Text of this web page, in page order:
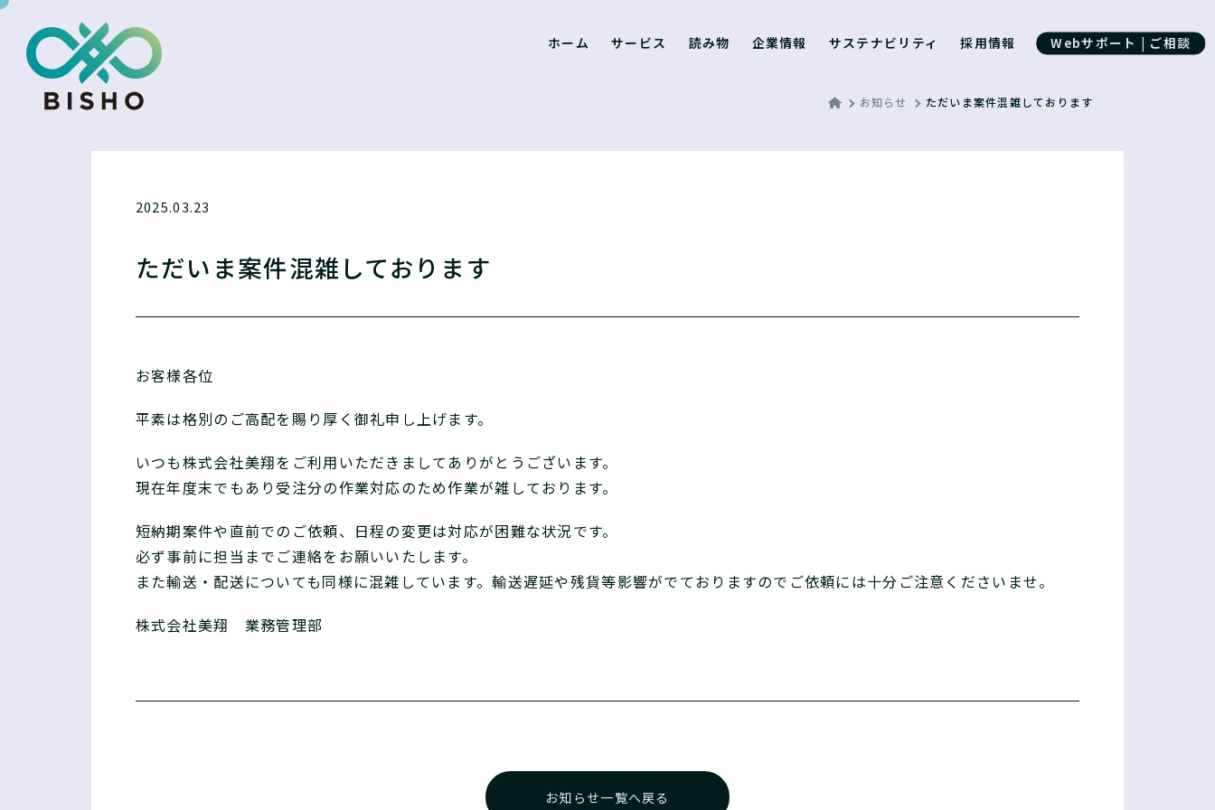
ホーム サービス 読み物 企業情報 サステナビリティ 採用情報 Webサポート | ご相談
お知らせ ただいま案件混雑しております
2025.03.23
ただいま案件混雑しております
お客様各位
平素は格別のご高配を賜り厚く御礼申し上げます。
いつも株式会社美翔をご利用いただきましてありがとうございます。
現在年度末でもあり受注分の作業対応のため作業が雑しております。
短納期案件や直前でのご依頼、日程の変更は対応が困難な状況です。
必ず事前に担当までご連絡をお願いいたします。
また輸送・配送についても同様に混雑しています。輸送遅延や残貨等影響がでておりますのでご依頼には十分ご注意くださいませ。
株式会社美翔 業務管理部
お知らせ一覧へ戻る